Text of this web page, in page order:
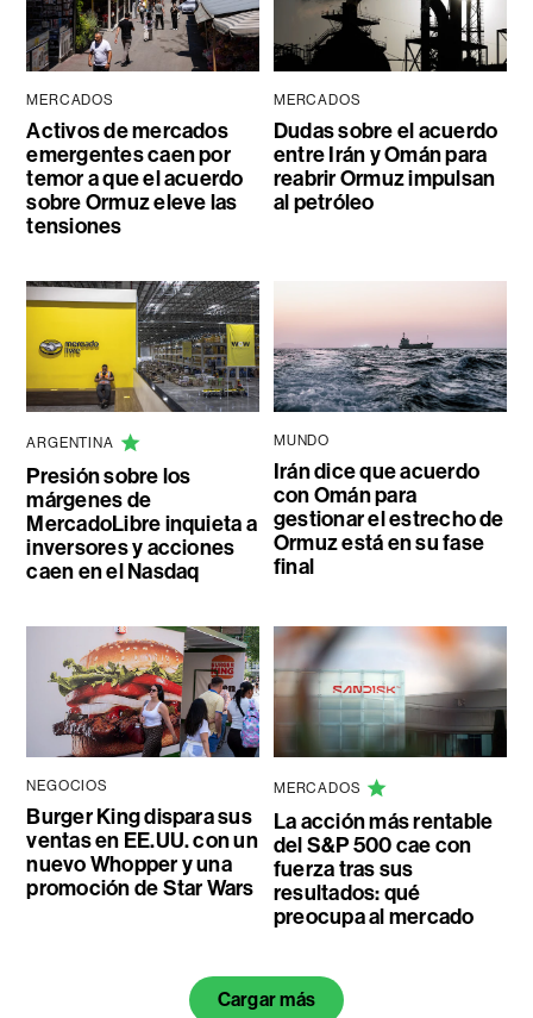
MERCADOS
Activos de mercados
emergentes caen por
temor a que el acuerdo
sobre Ormuz eleve las
tensiones
MERCADOS
Dudas sobre el acuerdo
entre Irán y Omán para
reabrir Ormuz impulsan
al petróleo
ARGENTINA
Presión sobre los
márgenes de
MercadoLibre inquieta a
inversores y acciones
caen en el Nasdaq
MUNDO
Irán dice que acuerdo
con Omán para
gestionar el estrecho de
Ormuz está en su fase
final
NEGOCIOS
Burger King dispara sus
ventas en EE.UU. con un
nuevo Whopper y una
promoción de Star Wars
MERCADOS
La acción más rentable
del S&P 500 cae con
fuerza tras sus
resultados: qué
preocupa al mercado
Cargar más